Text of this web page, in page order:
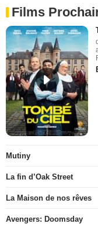
Films
Mutiny
La fin d’Oak Street
La Maison de nos rêves
Avengers: Doomsday